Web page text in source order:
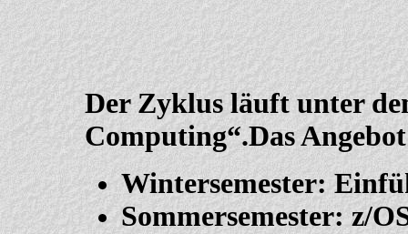
Der Zyklus läuft unter
Computing“.Das
Wintersemester:
Sommersemester: z/